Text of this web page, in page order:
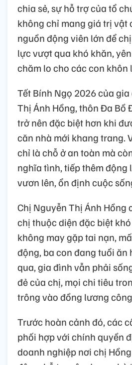
chia sẻ, sự hỗ trợ của tổ
không chỉ mang giá trị vật
nguồn động viên lớn để
lực vượt qua khó khăn,
chăm lo cho các con khôn
Tết Bính Ngọ 2026 của
Thị Ánh Hồng, thôn Đa Bồ
trở nên đặc biệt hơn khi
căn nhà mới khang trang.
chỉ là chỗ ở an toàn mà
nghĩa tình, tiếp thêm động
vươn lên, ổn định cuộc
Chị Nguyễn Thị Ánh Hồng
chị thuộc diện đặc biệt
không may gặp tai nạn,
động, ba con đang tuổi ăn
qua, gia đình vẫn phải
đẻ của chị, mọi chi tiêu
trông vào đồng lương
Trước hoàn cảnh đó, các
phối hợp với chính quyền
doanh nghiệp nơi chị